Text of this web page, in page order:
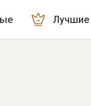
Лучшие